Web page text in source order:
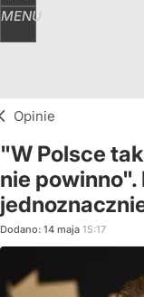
MENU
Opinie
"W Polsce
nie
Dodano: 14 maja 15:17